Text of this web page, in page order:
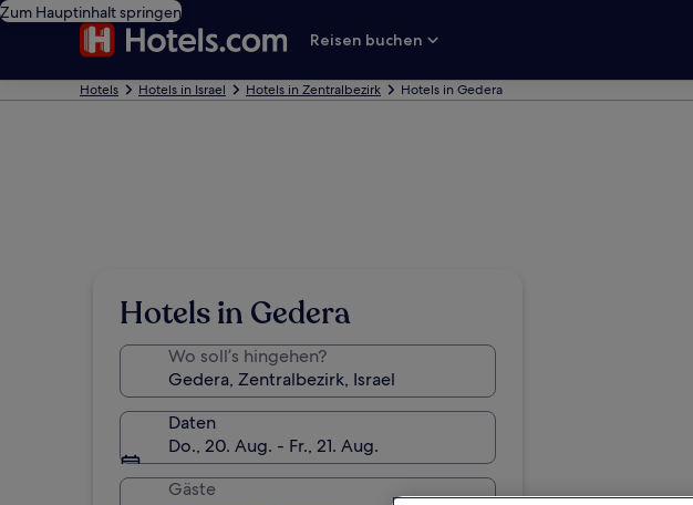
Zum Hauptinhalt springen
Reisen buchen
Hotels Hotels in Israel Hotels in Zentralbezirk Hotels in Gedera
Hotels in Gedera
Wo soll’s hingehen?
Daten
Do., 20. Aug. - Fr., 21. Aug.
Gäste